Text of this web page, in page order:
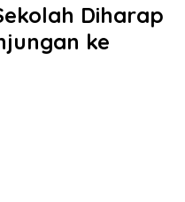
Diharap
ke